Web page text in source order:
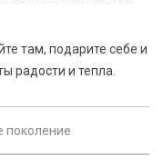
там, подарите себе и
радости и тепла.
поколение